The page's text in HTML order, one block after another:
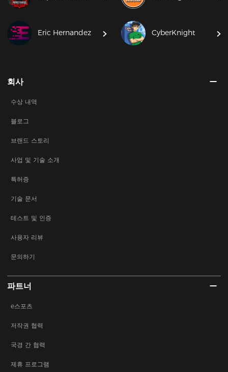
Eric Hernandez CyberKnight
회사
수상 내역
블로그
브랜드 스토리
사업 및 기술 소개
특허증
기술 문서
테스트 및 인증
사용자 리뷰
문의하기
파트너
e스포츠
저작권 협력
국경 간 협력
제휴 프로그램